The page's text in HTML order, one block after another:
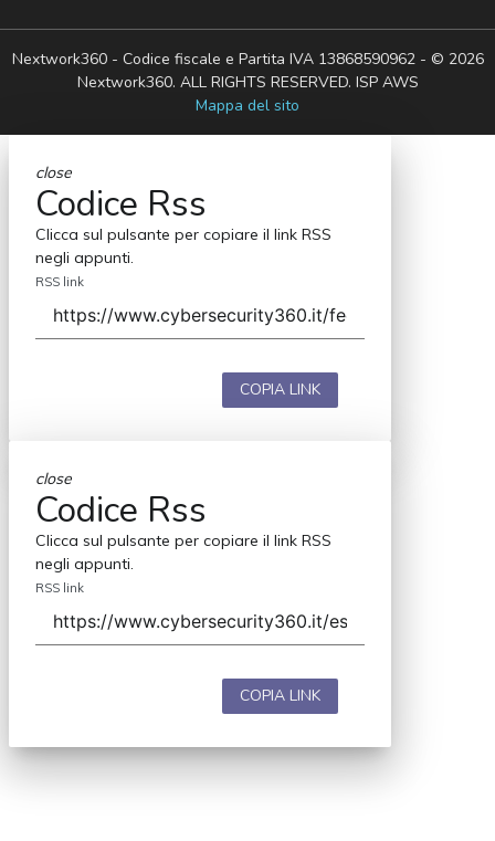
Nextwork360 - Codice fiscale e Partita IVA 13868590962 - © 2026
Nextwork360. ALL RIGHTS RESERVED. ISP AWS
Mappa del sito
close
Codice Rss
Clicca sul pulsante per copiare il link RSS
negli appunti.
RSS link
COPIA LINK
close
Codice Rss
Clicca sul pulsante per copiare il link RSS
negli appunti.
RSS link
COPIA LINK